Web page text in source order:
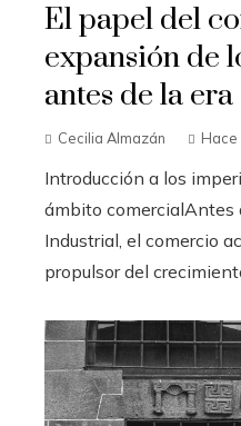
El papel del
expansión de
antes de la
Cecilia Almazán Hace
Introducción a los
ámbito comercialAntes
Industrial, el comercio
propulsor del